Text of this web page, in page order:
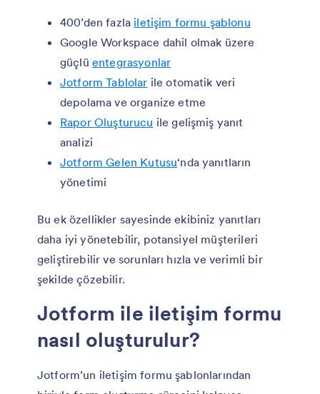
400’den fazla iletişim formu şablonu
Google Workspace dahil olmak üzere
güçlü entegrasyonlar
Jotform Tablolar ile otomatik veri
depolama ve organize etme
Rapor Oluşturucu ile gelişmiş yanıt
analizi
Jotform Gelen Kutusu‘nda yanıtların
yönetimi
Bu ek özellikler sayesinde ekibiniz yanıtları
daha iyi yönetebilir, potansiyel müşterileri
geliştirebilir ve sorunları hızla ve verimli bir
şekilde çözebilir.
Jotform ile iletişim formu
nasıl oluşturulur?
Jotform’un iletişim formu şablonlarından